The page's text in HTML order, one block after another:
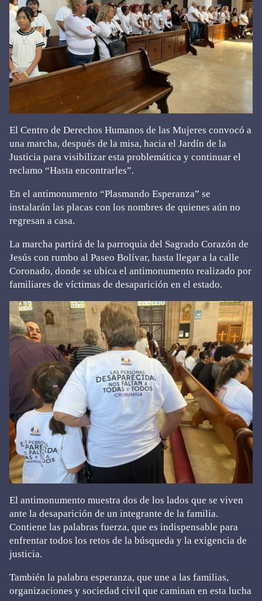
El Centro de Derechos Humanos de las Mujeres convocó a
una marcha, después de la misa, hacia el Jardín de la
Justicia para visibilizar esta problemática y continuar el
reclamo “Hasta encontrarles”.
En el antimonumento “Plasmando Esperanza” se
instalarán las placas con los nombres de quienes aún no
regresan a casa.
La marcha partirá de la parroquia del Sagrado Corazón de
Jesús con rumbo al Paseo Bolívar, hasta llegar a la calle
Coronado, donde se ubica el antimonumento realizado por
familiares de víctimas de desaparición en el estado.
El antimonumento muestra dos de los lados que se viven
ante la desaparición de un integrante de la familia.
Contiene las palabras fuerza, que es indispensable para
enfrentar todos los retos de la búsqueda y la exigencia de
justicia.
También la palabra esperanza, que une a las familias,
organizaciones y sociedad civil que caminan en esta lucha